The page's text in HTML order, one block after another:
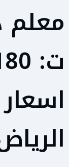
معلم
ت: